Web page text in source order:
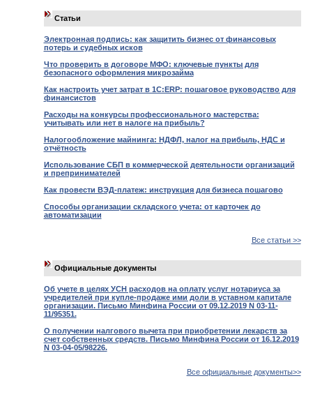
Статьи
Электронная подпись: как защитить бизнес от финансовых
потерь и судебных исков
Что проверить в договоре МФО: ключевые пункты для
безопасного оформления микрозайма
Как настроить учет затрат в 1С:ERP: пошаговое руководство для
финансистов
Расходы на конкурсы профессионального мастерства:
учитывать или нет в налоге на прибыль?
Налогообложение майнинга: НДФЛ, налог на прибыль, НДС и
отчётность
Использование СБП в коммерческой деятельности организаций
и препринимателей
Как провести ВЭД-платеж: инструкция для бизнеса пошагово
Способы организации складского учета: от карточек до
автоматизации
Все статьи >>
Официальные документы
Об учете в целях УСН расходов на оплату услуг нотариуса за
учредителей при купле-продаже ими доли в уставном капитале
организации. Письмо Минфина России от 09.12.2019 N 03-11-
11/95351.
О получении налгового вычета при приобретении лекарств за
счет собственных средств. Письмо Минфина России от 16.12.2019
N 03-04-05/98226.
Все официальные документы>>